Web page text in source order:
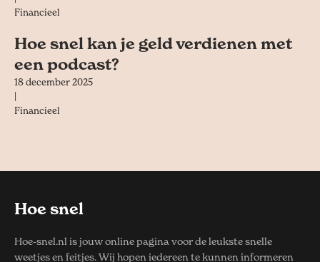
Financieel
Hoe snel kan je geld verdienen met
een podcast?
18 december 2025
Financieel
Hoe snel
Hoe-snel.nl is jouw online pagina voor de leukste snelle
weetjes en feitjes. Wij hopen iedereen te kunnen informeren